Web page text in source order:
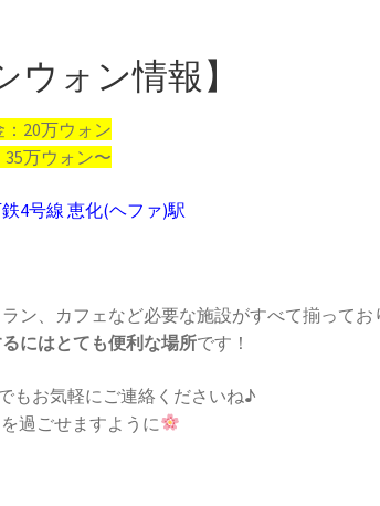
ウォン情報】
20万ウォン
35万ウォン〜
4号線 恵化(ヘファ)駅
ン、カフェなど必要な施設がすべて揃ってお
にはとても便利な場所です！
もお気軽にご連絡くださいね♪
過ごせますように